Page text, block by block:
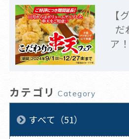
【
だ
ア
カテゴリ Category
すべて（51）